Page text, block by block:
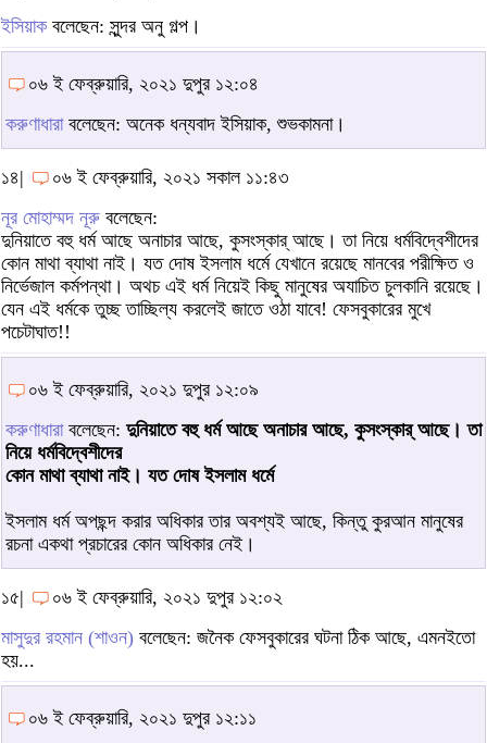
ইসিয়াকবলেছেন: সুন্দর অনু গল্প।
০৬ ই ফেব্রুয়ারি, ২০২১ দুপুর ১২:০৪
করুণাধারাবলেছেন: অনেক ধন্যবাদ ইসিয়াক, শুভকামনা।
১৪|
০৬ ই ফেব্রুয়ারি, ২০২১ সকাল ১১:৪৩
নূর মোহাম্মদ নূরু বলেছেন:
দুনিয়াতে বহু ধর্ম আছে অনাচার আছে, কুসংস্কার্ আছে। তা নিয়ে ধর্মবিদ্বেশীদের
কোন মাথা ব্যাথা নাই। যত দোষ ইসলাম ধর্মে যেখানে রয়েছে মানবের পরীক্ষিত ও
নির্ভেজাল কর্মপন্থা। অথচ এই ধর্ম নিয়েই কিছু মানুষের অযাচিত চুলকানি রয়েছে।
যেন এই ধর্মকে তুচ্ছ তাচ্ছিল্য করলেই জাতে ওঠা যাবে! ফেসবুকারের মুখে
পচেটাঘাত!!
০৬ ই ফেব্রুয়ারি, ২০২১ দুপুর ১২:০৯
করুণাধারাবলেছেন: দুনিয়াতে বহু ধর্ম আছে অনাচার আছে, কুসংস্কার্ আছে। তা
নিয়ে ধর্মবিদ্বেশীদের
কোন মাথা ব্যাথা নাই। যত দোষ ইসলাম ধর্মে
ইসলাম ধর্ম অপছন্দ করার অধিকার তার অবশ্যই আছে, কিন্তু কুরআন মানুষের
রচনা একথা প্রচারের কোন অধিকার নেই।
১৫|
০৬ ই ফেব্রুয়ারি, ২০২১ দুপুর ১২:০২
মাসুদুর রহমান (শাওন) বলেছেন: জনৈক ফেসবুকারের ঘটনা ঠিক আছে, এমনইতো
হয়...
০৬ ই ফেব্রুয়ারি, ২০২১ দুপুর ১২:১১